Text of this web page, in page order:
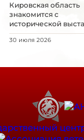
Кировская область
знакомится с
исторической
30 июля 2026